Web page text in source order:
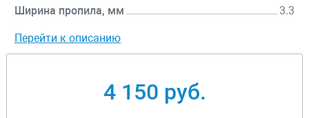
Ширина пропила, мм 3.3
Перейти к описанию
4 150 руб.